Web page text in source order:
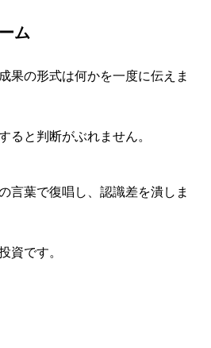
ム
果の形式は何かを一度に伝えま
ると判断がぶれません。
言葉で復唱し、認識差を潰しま
資です。